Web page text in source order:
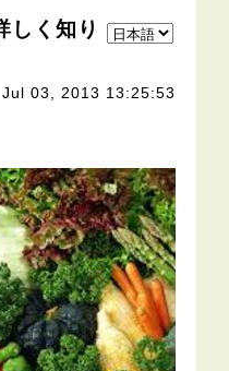
しく知り
Jul 03, 2013 13:25:53